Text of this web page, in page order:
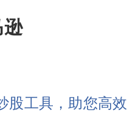
逊
股工具，助您高效